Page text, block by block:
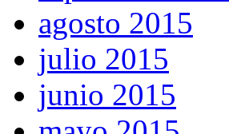
agosto 2015
julio 2015
junio 2015